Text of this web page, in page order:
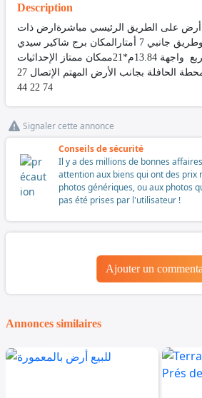
Description
أرض على الطريق الرئيسي مباشرةارض ذات
واجهتين طريق رئيسي وطريق جانبي 7 أمتارالمكان برج شاكير سيدي
حسينالمساحة 290 متر مربع واجهة 13.84م*21ممكان ممتاز الإحداثيات
36.760182,10.065182محطة الحافلة بجانب الأرض المهتم الإتصال 27
74 22 44
Signaler cette annonce
Conseils de sécurité
Il y a des millions de bonnes
attention aux biens qui ont des prix
photos génériques, ou aux photos
pas été prises par l'utilisateur !
Ajouter un
Annonces similaires